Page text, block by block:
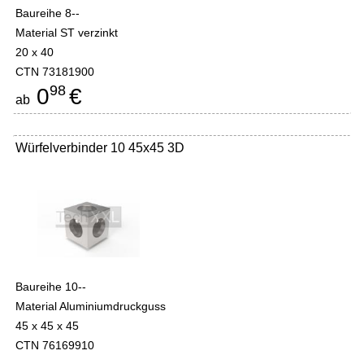
Baureihe 8--
Material ST verzinkt
20 x 40
CTN 73181900
ab 098 €
Würfelverbinder 10 45x45 3D
Baureihe 10--
Material Aluminiumdruckguss
45 x 45 x 45
CTN 76169910